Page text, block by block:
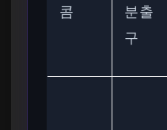
콤
분출
구